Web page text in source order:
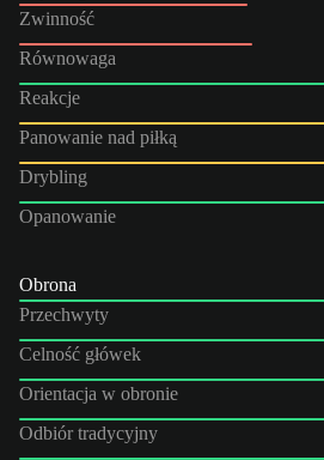
Zwinność
Równowaga
Reakcje
Panowanie nad piłką
Drybling
Opanowanie
Obrona
Przechwyty
Celność główek
Orientacja w obronie
Odbiór tradycyjny